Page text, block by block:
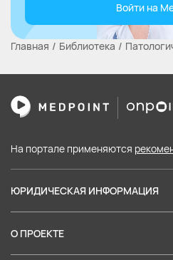
Войти на
Главная Библиотека
На портале применяются
ЮРИДИЧЕСКАЯ ИНФОРМАЦИЯ
О ПРОЕКТЕ